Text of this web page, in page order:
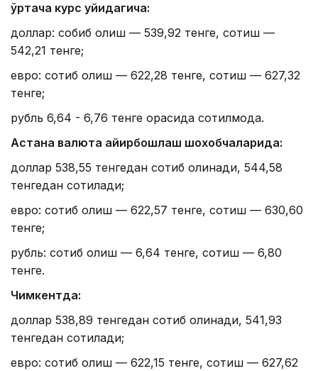
ўртача курс қуйидагича:
доллар: собиб олиш — 539,92 тенге, сотиш —
542,21 тенге;
евро: сотиб олиш — 622,28 тенге, сотиш — 627,32
тенге;
рубль 6,64 - 6,76 тенге орасида сотилмоқда.
Астана валюта айирбошлаш шохобчаларида:
доллар 538,55 тенгедан сотиб олинади, 544,58
тенгедан сотилади;
евро: сотиб олиш — 622,57 тенге, сотиш — 630,60
тенге;
рубль: сотиб олиш — 6,64 тенге, сотиш — 6,80
тенге.
Чимкентда:
доллар 538,89 тенгедан сотиб олинади, 541,93
тенгедан сотилади;
евро: сотиб олиш — 622,15 тенге, сотиш — 627,62